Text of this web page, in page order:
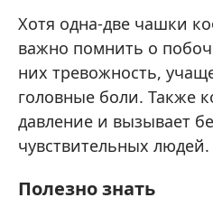
Хотя одна-две чашки
важно помнить о
них тревожность,
головные боли. Также
давление и вызывает
чувствительных людей.
Полезно знать